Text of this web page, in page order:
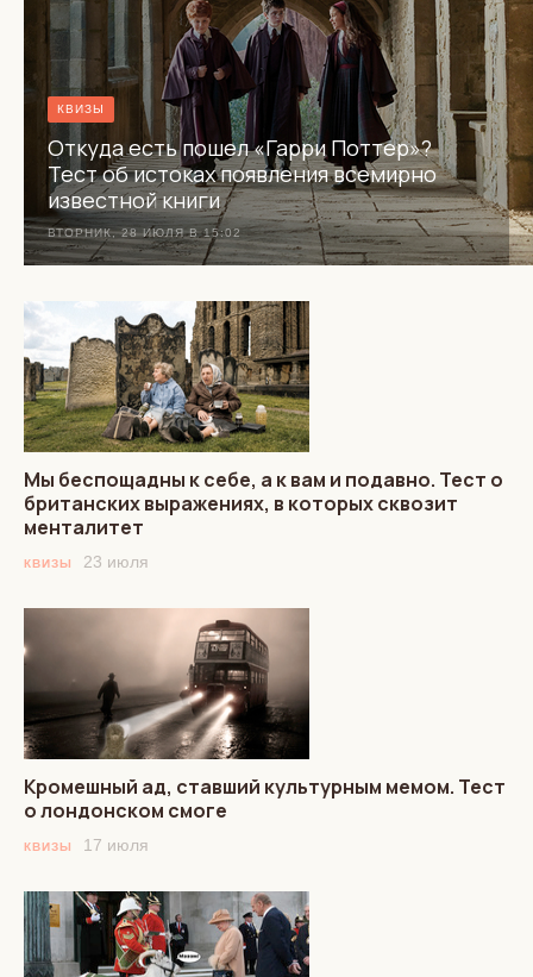
КВИЗЫ
Откуда есть пошел «Гарри Поттер»?
Тест об истоках появления всемирно
известной книги
ВТОРНИК, 28 ИЮЛЯ В 15:02
Мы беспощадны к себе, а к вам и подавно. Тест о
британских выражениях, в которых сквозит
менталитет
КВИЗЫ 23 июля
Кромешный ад, ставший культурным мемом. Тест
о лондонском смоге
КВИЗЫ 17 июля